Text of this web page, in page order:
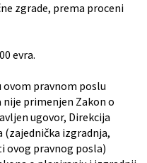
zgrade, prema proceni
evra.
ovom pravnom poslu
primenjen Zakon o
ugovor, Direkcija
izgradnja,
ovog pravnog posla)